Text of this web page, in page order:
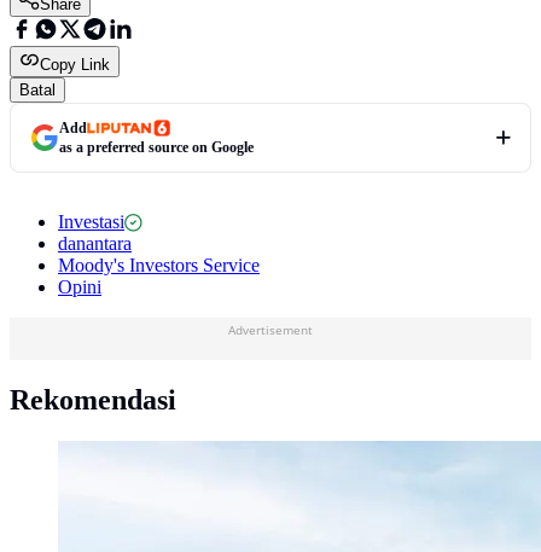
Share
Copy Link
Batal
Add
as a preferred source on Google
Investasi
danantara
Moody's Investors Service
Opini
Advertisement
Rekomendasi